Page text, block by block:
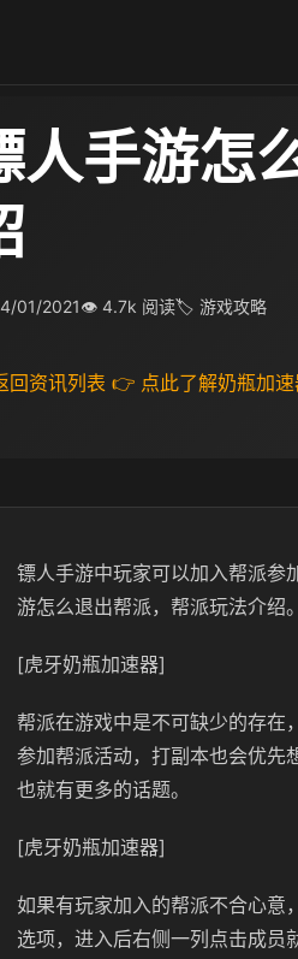
人手游怎
01/2021👁 4.7k 阅读🏷 游戏攻略
回资讯列表 👉 点此了解奶瓶加
镖人手游中玩家可以加入帮派参
游怎么退出帮派，帮派玩法介绍。
[虎牙奶瓶加速器]
帮派在游戏中是不可缺少的存在
参加帮派活动，打副本也会优先
也就有更多的话题。
[虎牙奶瓶加速器]
如果有玩家加入的帮派不合心意
选项，进入后右侧一列点击成员